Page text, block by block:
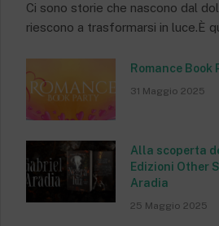
Ci sono storie che nascono dal
riescono a trasformarsi in luce.È
Romance Book
31 Maggio 2025
Alla scoperta
Edizioni Other
Aradia
25 Maggio 2025